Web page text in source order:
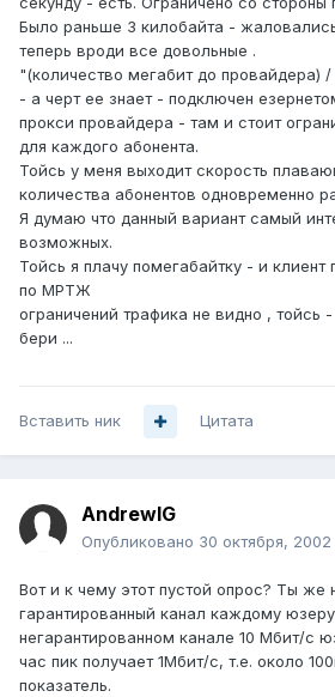
Было раньше 3 килобайта -
теперь вроди все довольные .
"(количество мегабит до провайдера)
- а черт ее знает - подключен
прокси провайдера - там и стоит
для каждого абонента.
Тойсь у меня выходит скорость
количества абонентов одновременно
Я думаю что данный вариант самый
возможных.
Тойсь я плачу помегабайтку - и клиент
по МРТЖ
ограничений трафика не видно , тойсь
бери ...
Вставить ник Цитата
AndrewIG
Опубликовано 30 октября, 2002
Вот и к чему этот пустой опрос? Ты же
гарантированный канал каждому
негарантированном канале 10 Мбит/с
час пик получает 1Мбит/с, т.е. около
показатель.